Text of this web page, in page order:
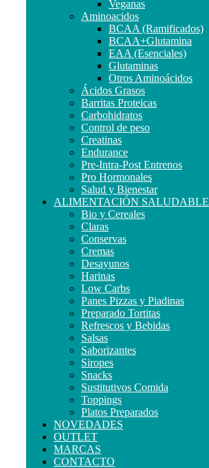
Veganas
Aminoacidos
BCAA (Ramificados)
BCAA+Glutamina
EAA (Esenciales)
Glutaminas
Otros Aminoácidos
Ácidos Grasos
Barritas Proteicas
Carbohidratos
Control de peso
Creatinas
Endurance
Pre-Intra-Post Entrenos
Pro Hormonales
Salud y Bienestar
ALIMENTACIÓN SALUDABLE
Bio y Cereales
Claras
Conservas
Cremas
Desayunos
Harinas
Low Carbs
Panes Pizzas y Piadinas
Preparado Tortitas
Refrescos y Bebidas
Salsas
Saborizantes
Siropes
Snacks
Sustitutivos Comida
Toppings
Platos Preparados
NOVEDADES
OUTLET
MARCAS
CONTACTO